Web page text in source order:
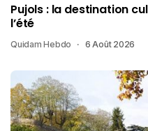
Pujols : la destination
l’été
Quidam Hebdo 6 Août 2026